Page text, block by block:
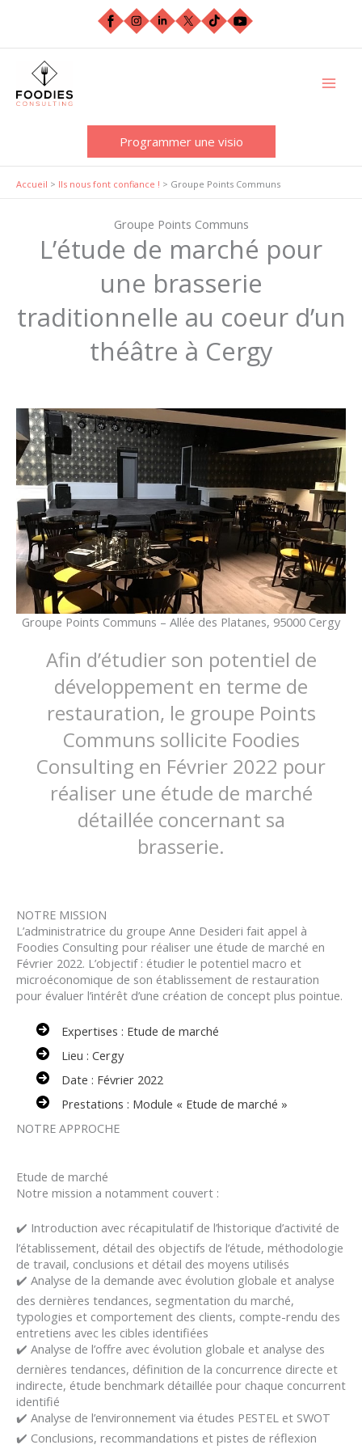
Programmer une visio
Accueil > Ils nous font confiance ! > Groupe Points Communs
Groupe Points Communs
L’étude de marché pour
une brasserie
traditionnelle au coeur d’un
théâtre à Cergy
Groupe Points Communs – Allée des Platanes, 95000 Cergy
Afin d’étudier son potentiel de
développement en terme de
restauration, le groupe Points
Communs sollicite Foodies
Consulting en Février 2022 pour
réaliser une étude de marché
détaillée concernant sa
brasserie.
NOTRE MISSION
L’administratrice du groupe Anne Desideri fait appel à
Foodies Consulting pour réaliser une étude de marché en
Février 2022. L’objectif : étudier le potentiel macro et
microéconomique de son établissement de restauration
pour évaluer l’intérêt d’une création de concept plus pointue.
Expertises : Etude de marché
Lieu : Cergy
Date : Février 2022
Prestations : Module « Etude de marché »
NOTRE APPROCHE
Etude de marché
Notre mission a notamment couvert :
✔️ Introduction avec récapitulatif de l’historique d’activité de
l’établissement, détail des objectifs de l’étude, méthodologie
de travail, conclusions et détail des moyens utilisés
✔️ Analyse de la demande avec évolution globale et analyse
des dernières tendances, segmentation du marché,
typologies et comportement des clients, compte-rendu des
entretiens avec les cibles identifiées
✔️ Analyse de l’offre avec évolution globale et analyse des
dernières tendances, définition de la concurrence directe et
indirecte, étude benchmark détaillée pour chaque concurrent
identifié
✔️ Analyse de l’environnement via études PESTEL et SWOT
✔️ Conclusions, recommandations et pistes de réflexion